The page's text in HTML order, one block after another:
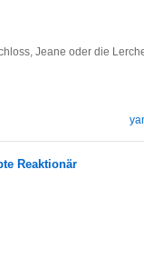
Jeane oder die
Reaktionär